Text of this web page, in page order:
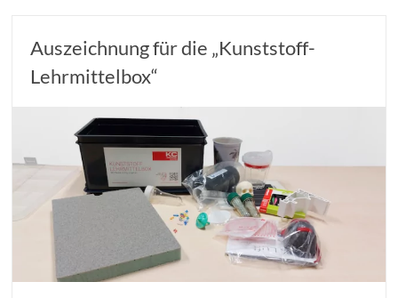
Auszeichnung für die „Kunststoff-
Lehrmittelbox“